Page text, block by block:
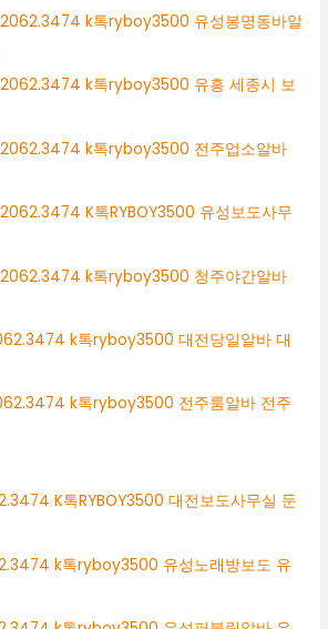
k톡ryboy3500 유성봉명동바알
k톡ryboy3500 유흥 세종시 보
k톡ryboy3500 전주업소알바
K톡RYBOY3500 유성보도사무
k톡ryboy3500 청주야간알바
k톡ryboy3500 대전당일알바 대
k톡ryboy3500 전주룸알바 전주
K톡RYBOY3500 대전보도사무실 둔
k톡ryboy3500 유성노래방보도 유